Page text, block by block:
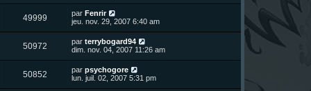
e
s
s
a
g
e
s
r
m
e
s
s
a
g
e
u
s
i
e
r
m
e
s
s
a
g
49999V
u
s
D
e
i
e
r
m
e
s
par Fenrir
jeu. nov. 29, 2007 6:40 am
50972V
u
D
e
i
e
par terrybogard94
dim. nov. 04, 2007 11:26 am
50852V
D
e
par psychogore
lun. juil. 02, 2007 5:31 pm